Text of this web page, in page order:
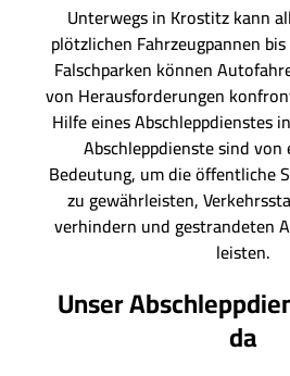
Unterwegs in Krostitz kann
plötzlichen Fahrzeugpannen
Falschparken können
von Herausforderungen
Hilfe eines Abschleppdienstes
Abschleppdienste sind
Bedeutung, um die öffentliche
zu gewährleisten,
verhindern und gestrandeten
leisten.
Unser
da